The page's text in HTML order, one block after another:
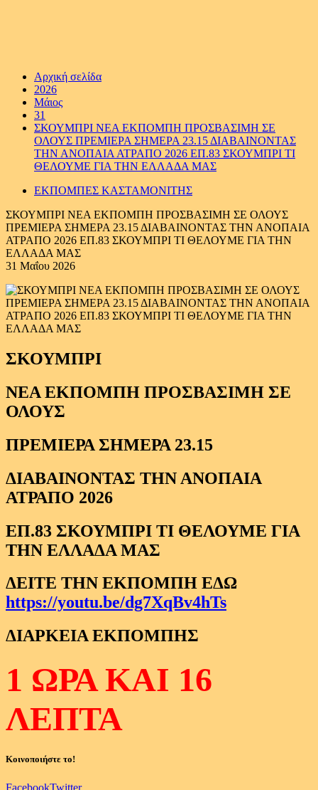
Αρχική σελίδα
2026
Μάιος
31
ΣΚΟΥΜΠΡΙ ΝΕΑ ΕΚΠΟΜΠΗ ΠΡΟΣΒΑΣΙΜΗ ΣΕ
ΟΛΟΥΣ ΠΡΕΜΙΕΡΑ ΣΗΜΕΡΑ 23.15 ΔΙΑΒΑΙΝΟΝΤΑΣ
ΤΗΝ ΑΝΟΠΑΙΑ ΑΤΡΑΠΟ 2026 ΕΠ.83 ΣΚΟΥΜΠΡΙ ΤΙ
ΘΕΛΟΥΜΕ ΓΙΑ ΤΗΝ ΕΛΛΑΔΑ ΜΑΣ
ΕΚΠΟΜΠΕΣ ΚΑΣΤΑΜΟΝΙΤΗΣ
ΣΚΟΥΜΠΡΙ ΝΕΑ ΕΚΠΟΜΠΗ ΠΡΟΣΒΑΣΙΜΗ ΣΕ ΟΛΟΥΣ
ΠΡΕΜΙΕΡΑ ΣΗΜΕΡΑ 23.15 ΔΙΑΒΑΙΝΟΝΤΑΣ ΤΗΝ ΑΝΟΠΑΙΑ
ΑΤΡΑΠΟ 2026 ΕΠ.83 ΣΚΟΥΜΠΡΙ ΤΙ ΘΕΛΟΥΜΕ ΓΙΑ ΤΗΝ
ΕΛΛΑΔΑ ΜΑΣ
31 Μαΐου 2026
ΣΚΟΥΜΠΡΙ
ΝΕΑ ΕΚΠΟΜΠΗ ΠΡΟΣΒΑΣΙΜΗ ΣΕ
ΟΛΟΥΣ
ΠΡΕΜΙΕΡΑ ΣΗΜΕΡΑ 23.15
ΔΙΑΒΑΙΝΟΝΤΑΣ ΤΗΝ ΑΝΟΠΑΙΑ
ΑΤΡΑΠΟ 2026
ΕΠ.83 ΣΚΟΥΜΠΡΙ ΤΙ ΘΕΛΟΥΜΕ ΓΙΑ
ΤΗΝ ΕΛΛΑΔΑ ΜΑΣ
ΔΕΙΤΕ ΤΗΝ ΕΚΠΟΜΠΗ ΕΔΩ
https://youtu.be/dg7XqBv4hTs
ΔΙΑΡΚΕΙΑ ΕΚΠΟΜΠΗΣ
1 ΩΡΑ ΚΑΙ 16
ΛΕΠΤΑ
Κοινοποιήστε το!
FacebookTwitter